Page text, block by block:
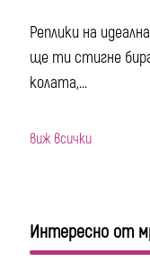
Реплики на
ще ти стигне
колата,...
виж всички
Интересно от